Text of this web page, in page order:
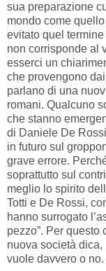
sua preparazione
mondo come
evitato quel
non corrisponde al
esserci un
che provengono
parlano di una
romani. Qualcuno
che stanno
di Daniele De
in futuro sul
grave errore.
soprattutto sul
meglio lo spirito
Totti e De Rossi,
hanno surrogato
pezzo”. Per questo
nuova società dica,
vuole davvero o no.